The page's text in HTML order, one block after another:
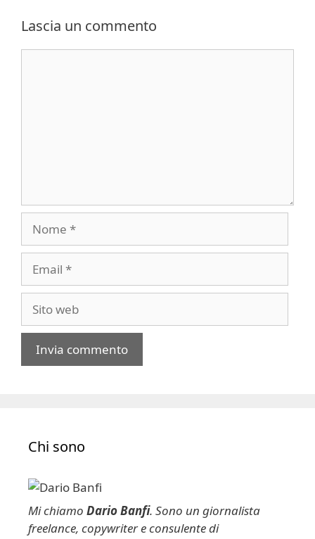
Lascia un commento
web
Chi sono
Mi chiamo Dario Banfi. Sono un giornalista
freelance, copywriter e consulente di